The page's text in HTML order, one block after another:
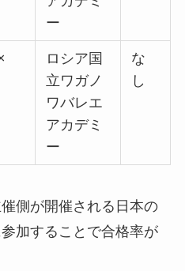
ー
ロシア国
立ワガノ
ワバレエ
アカデミ
ー
な
し
側が開催される日本の
加することで合格率が